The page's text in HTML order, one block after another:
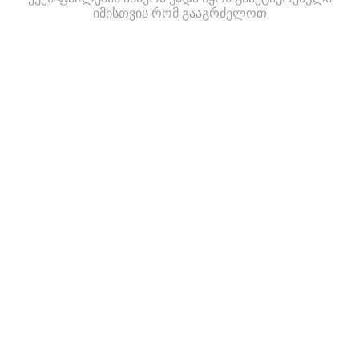
იმისთვის რომ გააგრძელოთ